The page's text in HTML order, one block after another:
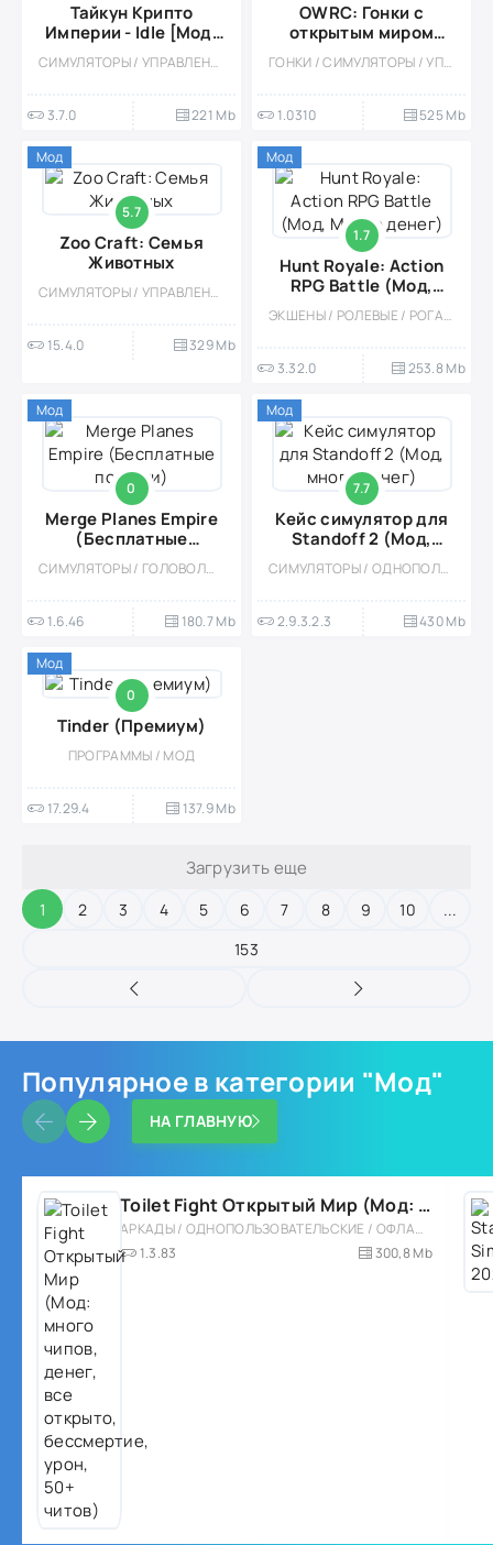
Тайкун Крипто
Империи - Idle [Мод:
Много алмазов]
СИМУЛЯТОРЫ / УПРАВЛЕНИЕ / ЭКОНОМИЧЕСКАЯ СТРАТЕГИЯ / ОДНОПОЛЬЗОВАТЕЛЬСКИЕ / КАЗУАЛЬНЫЕ / МОД
3.7.0 221 Mb
OWRC: Гонки с
открытым миром
(Мод, Много денег)ГОНКИ / СИМУЛЯТОРЫ / УПРАВЛЕНИЕ / 3D / ВСТРОЕННЫЙ КЕШ / АРКАДЫ / МОД / ОТКРЫТЫЙ МИР
1.0310 525 Mb
5.7
Zoo Craft: Семья
Животных
СИМУЛЯТОРЫ / УПРАВЛЕНИЕ / ОДНОПОЛЬЗОВАТЕЛЬСКИЕ / СТИЛИЗАЦИЯ / ОФЛАЙН / МОД / БОЛЬШАЯ / ДЛЯ ВСЕЙ СЕМЬИ
15.4.0 329 Mb
Мод
1.7
Hunt Royale: Action
RPG Battle (Мод,
Много денег)
ЭКШЕНЫ / РОЛЕВЫЕ / РОГАЛИК / МНОГОПОЛЬЗОВАТЕЛЬСКАЯ / СОРЕВНОВАТЕЛЬНАЯ / ОФЛАЙН / ОДНОПОЛЬЗОВАТЕЛЬСКИЕ / ФЭНТЕЗИ / КОРОЛЕВСКИЕ БИТВЫ / МОНСТРЫ / МОД
3.32.0 253.8 Mb
Мод
0
Merge Planes Empire
(Бесплатные
покупки)
СИМУЛЯТОРЫ / ГОЛОВОЛОМКИ / КАЗУАЛЬНЫЕ / ОДНОПОЛЬЗОВАТЕЛЬСКИЕ / ОФЛАЙН / МОД
1.6.46 180.7 Mb
Мод
7.7
Кейс симулятор для
Standoff 2 (Мод,
много денег)
СИМУЛЯТОРЫ / ОДНОПОЛЬЗОВАТЕЛЬСКИЕ / КАЗУАЛЬНЫЕ / ОФЛАЙН / МОД / СИМУЛЯТОРЫ КЕЙСОВ
2.9.3.2.3 430 Mb
Мод
0
Tinder (Премиум)
ПРОГРАММЫ / МОД
17.29.4 137.9 Mb
Мод
Загрузить еще
1 2 3 4 5 6 7 8 9 10
...
153
Популярное в категории "Мод"
НА ГЛАВНУЮ
Toilet Fight Открытый Мир (Мод: много чипов, денег, все открыто, бессмертие, урон, 50+ читов)
АРКАДЫ / ОДНОПОЛЬЗОВАТЕЛЬСКИЕ / ОФЛАЙН / МОД / РОЛЕВЫЕ / ШУТЕРЫ / ОТКРЫТЫЙ МИР / ВСТРОЕННЫЙ КЕШ / 3D / ЭКШЕНЫ / ТУАЛЕТНЫЕ ВОЙНЫ / ДЛЯ ДЕТЕЙ
1.3.83
300,8 Mb